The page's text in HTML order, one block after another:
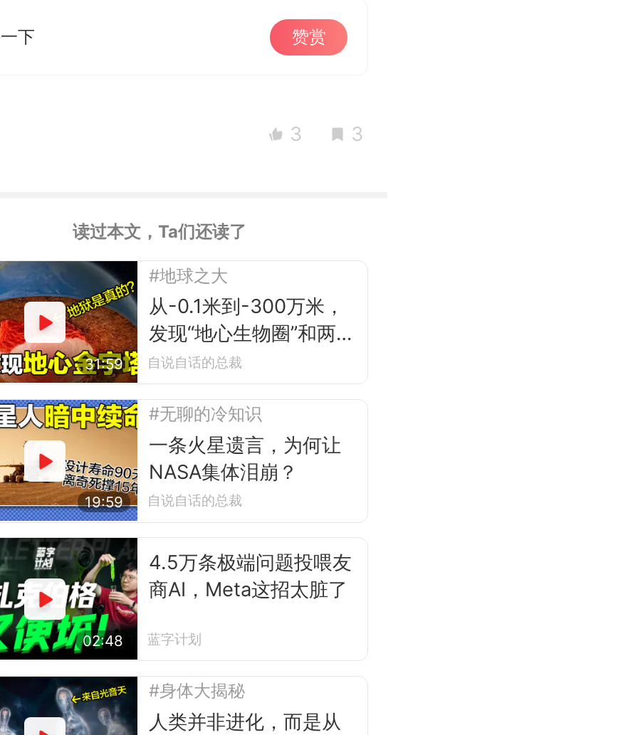
下 赞赏
3 3
读过本文，Ta们还读了
31:59
#地球之大
从-0.1米到-300万米，
发现“地心生物圈”和两
座“地心金字塔”
自说自话的总裁
19:59
#无聊的冷知识
一条火星遗言，为何让
NASA集体泪崩？
自说自话的总裁
02:48
4.5万条极端问题投喂友
商AI，Meta这招太脏了
蓝字计划
#身体大揭秘
人类并非进化，而是从